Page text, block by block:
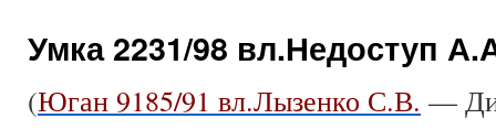
Умка 2231/98 вл.Недоступ
(Юган 9185/91 вл.Лызенко С.В. —